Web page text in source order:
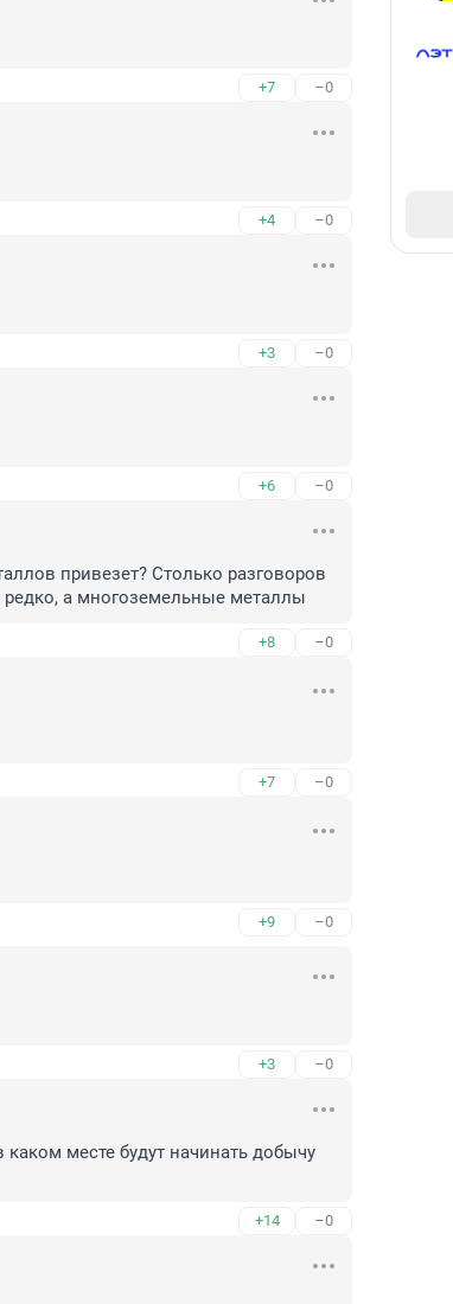
+7 –0
+4 –0
+3 –0
+6 –0
привезет? Столько разговоров
а многоземельные металлы
+8 –0
+7 –0
+9 –0
+3 –0
месте будут начинать добычу
+14 –0